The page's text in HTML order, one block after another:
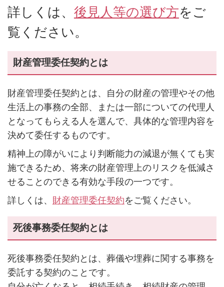
詳しくは、 後見人等の選び方をご
覧ください。
財産管理委任契約とは
財産管理委任契約とは、自分の財産の管理やその他
生活上の事務の全部、または一部についての代理人
となってもらえる人を選んで、具体的な管理内容を
決めて委任するものです。
精神上の障がいにより判断能力の減退が無くても実
施できるため、将来の財産管理上のリスクを低減さ
せることのできる有効な手段の一つです。
詳しくは、 財産管理委任契約をご覧ください。
死後事務委任契約とは
死後事務委任契約とは、葬儀や埋葬に関する事務を
委託する契約のことです。